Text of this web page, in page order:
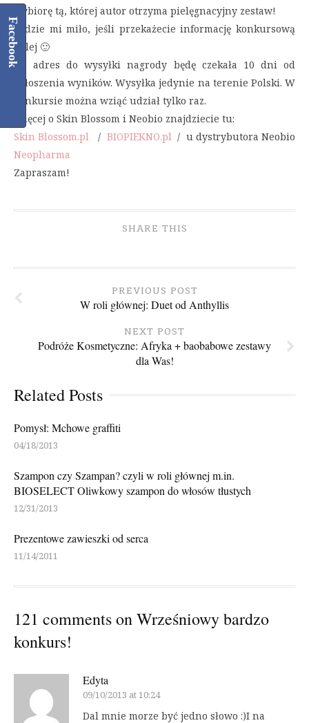
wybiorę tą, której autor otrzyma pielęgnacyjny zestaw!
Będzie mi miło, jeśli przekażecie informację konkursową
dalej 🙂
Na adres do wysyłki nagrody będę czekała 10 dni od
ogłoszenia wyników. Wysyłka jedynie na terenie Polski. W
konkursie można wziąć udział tylko raz.
Więcej o Skin Blossom i Neobio znajdziecie tu:
Skin Blossom.pl
/ BIOPIEKNO.pl / u dystrybutora Neobio
Neopharma
Zapraszam!
SHARE THIS
PREVIOUS POST
W roli głównej: Duet od Anthyllis
NEXT POST
Podróże Kosmetyczne: Afryka + baobabowe zestawy
dla Was!
Related Posts
Pomysł: Mchowe graffiti
04/18/2013
Szampon czy Szampan? czyli w roli głównej m.in.
BIOSELECT Oliwkowy szampon do włosów tłustych
12/31/2013
Prezentowe zawieszki od serca
11/14/2011
121 comments onWrześniowy bardzo
konkurs!
Edyta
09/10/2013 at 10:24
Dal mnie morze być jedno słowo :)I na
Facebook